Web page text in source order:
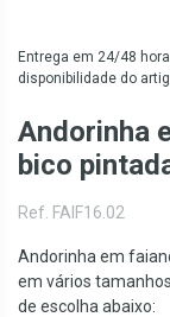
Entrega em 24/48
disponibilidade do
Andorinha
bico
Ref. FAIF16.02
Andorinha em
em vários
de escolha abaixo: